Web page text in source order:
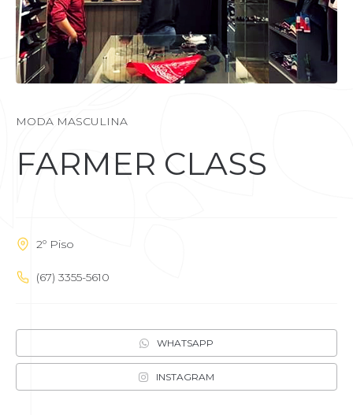
MODA MASCULINA
FARMER CLASS
2º Piso
(67) 3355-5610
WHATSAPP
INSTAGRAM